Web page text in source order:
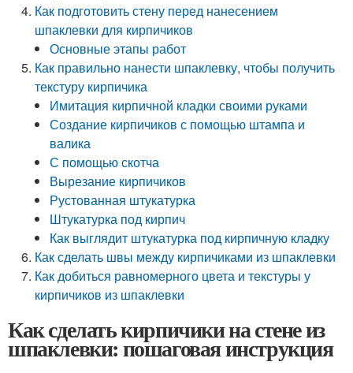
Как подготовить стену перед нанесением
шпаклевки для кирпичиков
Основные этапы работ
Как правильно нанести шпаклевку, чтобы получить
текстуру кирпичика
Имитация кирпичной кладки своими руками
Создание кирпичиков с помощью штампа и
валика
С помощью скотча
Вырезание кирпичиков
Рустованная штукатурка
Штукатурка под кирпич
Как выглядит штукатурка под кирпичную кладку
Как сделать швы между кирпичиками из шпаклевки
Как добиться равномерного цвета и текстуры у
кирпичиков из шпаклевки
Как сделать кирпичики на стене из
шпаклевки: пошаговая инструкция